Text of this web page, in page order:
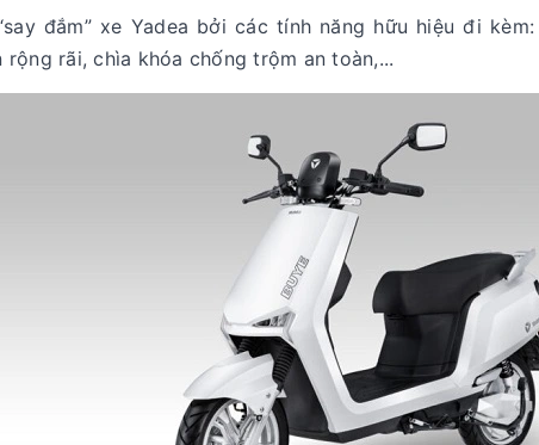
đắm” xe Yadea bởi các tính năng hữu hiệu đi
rộng rãi, chìa khóa chống trộm an toàn,...